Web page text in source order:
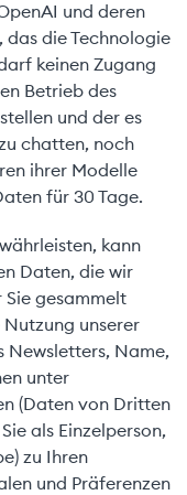
und deren
die Technologie
keinen Zugang
Betrieb des
und der es
chatten, noch
ihrer Modelle
für 30 Tage.
kann
Daten, die wir
Sie gesammelt
unserer
Newsletters, Name,
unter
(Daten von Dritten
als Einzelperson,
zu Ihren
und Präferenzen